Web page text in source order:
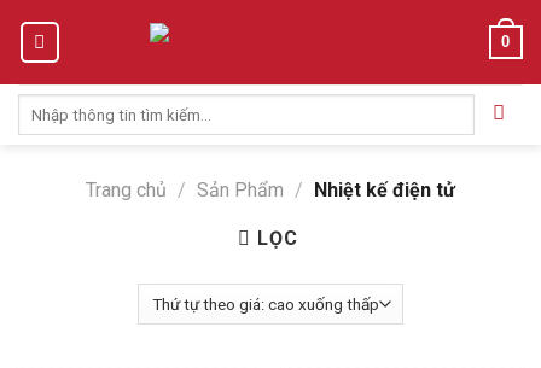
0
kiếm:
Trang chủ / Sản Phẩm / Nhiệt kế điện tử
LỌC